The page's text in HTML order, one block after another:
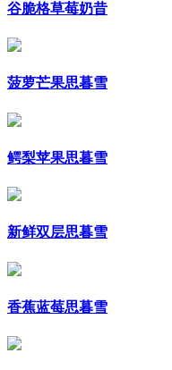
谷脆格草莓奶昔
菠萝芒果思暮雪
鳄梨苹果思暮雪
新鲜双层思暮雪
香蕉蓝莓思暮雪